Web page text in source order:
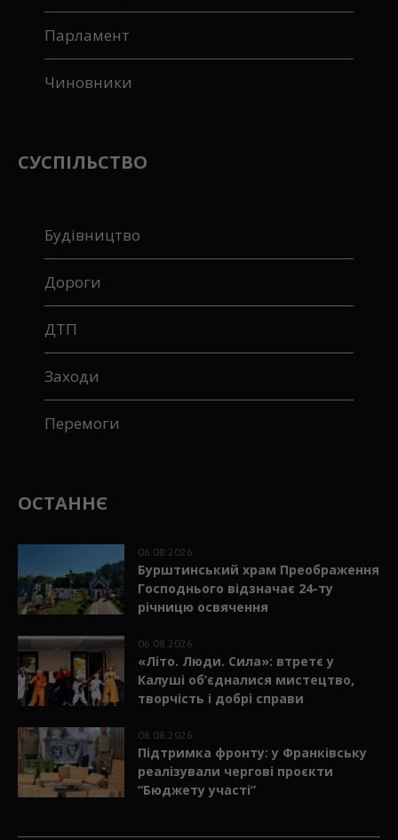
Парламент
Чиновники
СУСПІЛЬСТВО
Будівництво
Дороги
ДТП
Заходи
Перемоги
ОСТАННЄ
06.08.2026
Бурштинський храм Преображення
Господнього відзначає 24-ту
річницю освячення
06.08.2026
«Літо. Люди. Сила»: втретє у
Калуші об’єдналися мистецтво,
творчість і добрі справи
06.08.2026
Підтримка фронту: у Франківську
реалізували чергові проєкти
“Бюджету участі”